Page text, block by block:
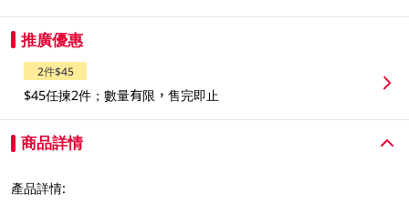
推廣優惠
2件$45
$45任揀2件；數量有限，售完即止
商品詳情
產品詳情: